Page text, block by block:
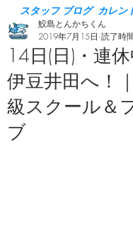
スタッフ ブログ カレン
14日(日)・連
伊豆井田へ！
級スクール＆
ブ
鮫島とんかちくん
2019年7月15日 読了時